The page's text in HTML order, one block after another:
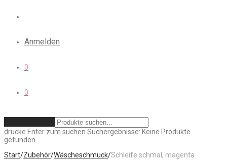
Anmelden
0
0
drücke Enter zum suchen Suchergebnisse: Keine Produkte
gefunden.
Start/Zubehör/Wäscheschmuck/Schleife schmal, magenta